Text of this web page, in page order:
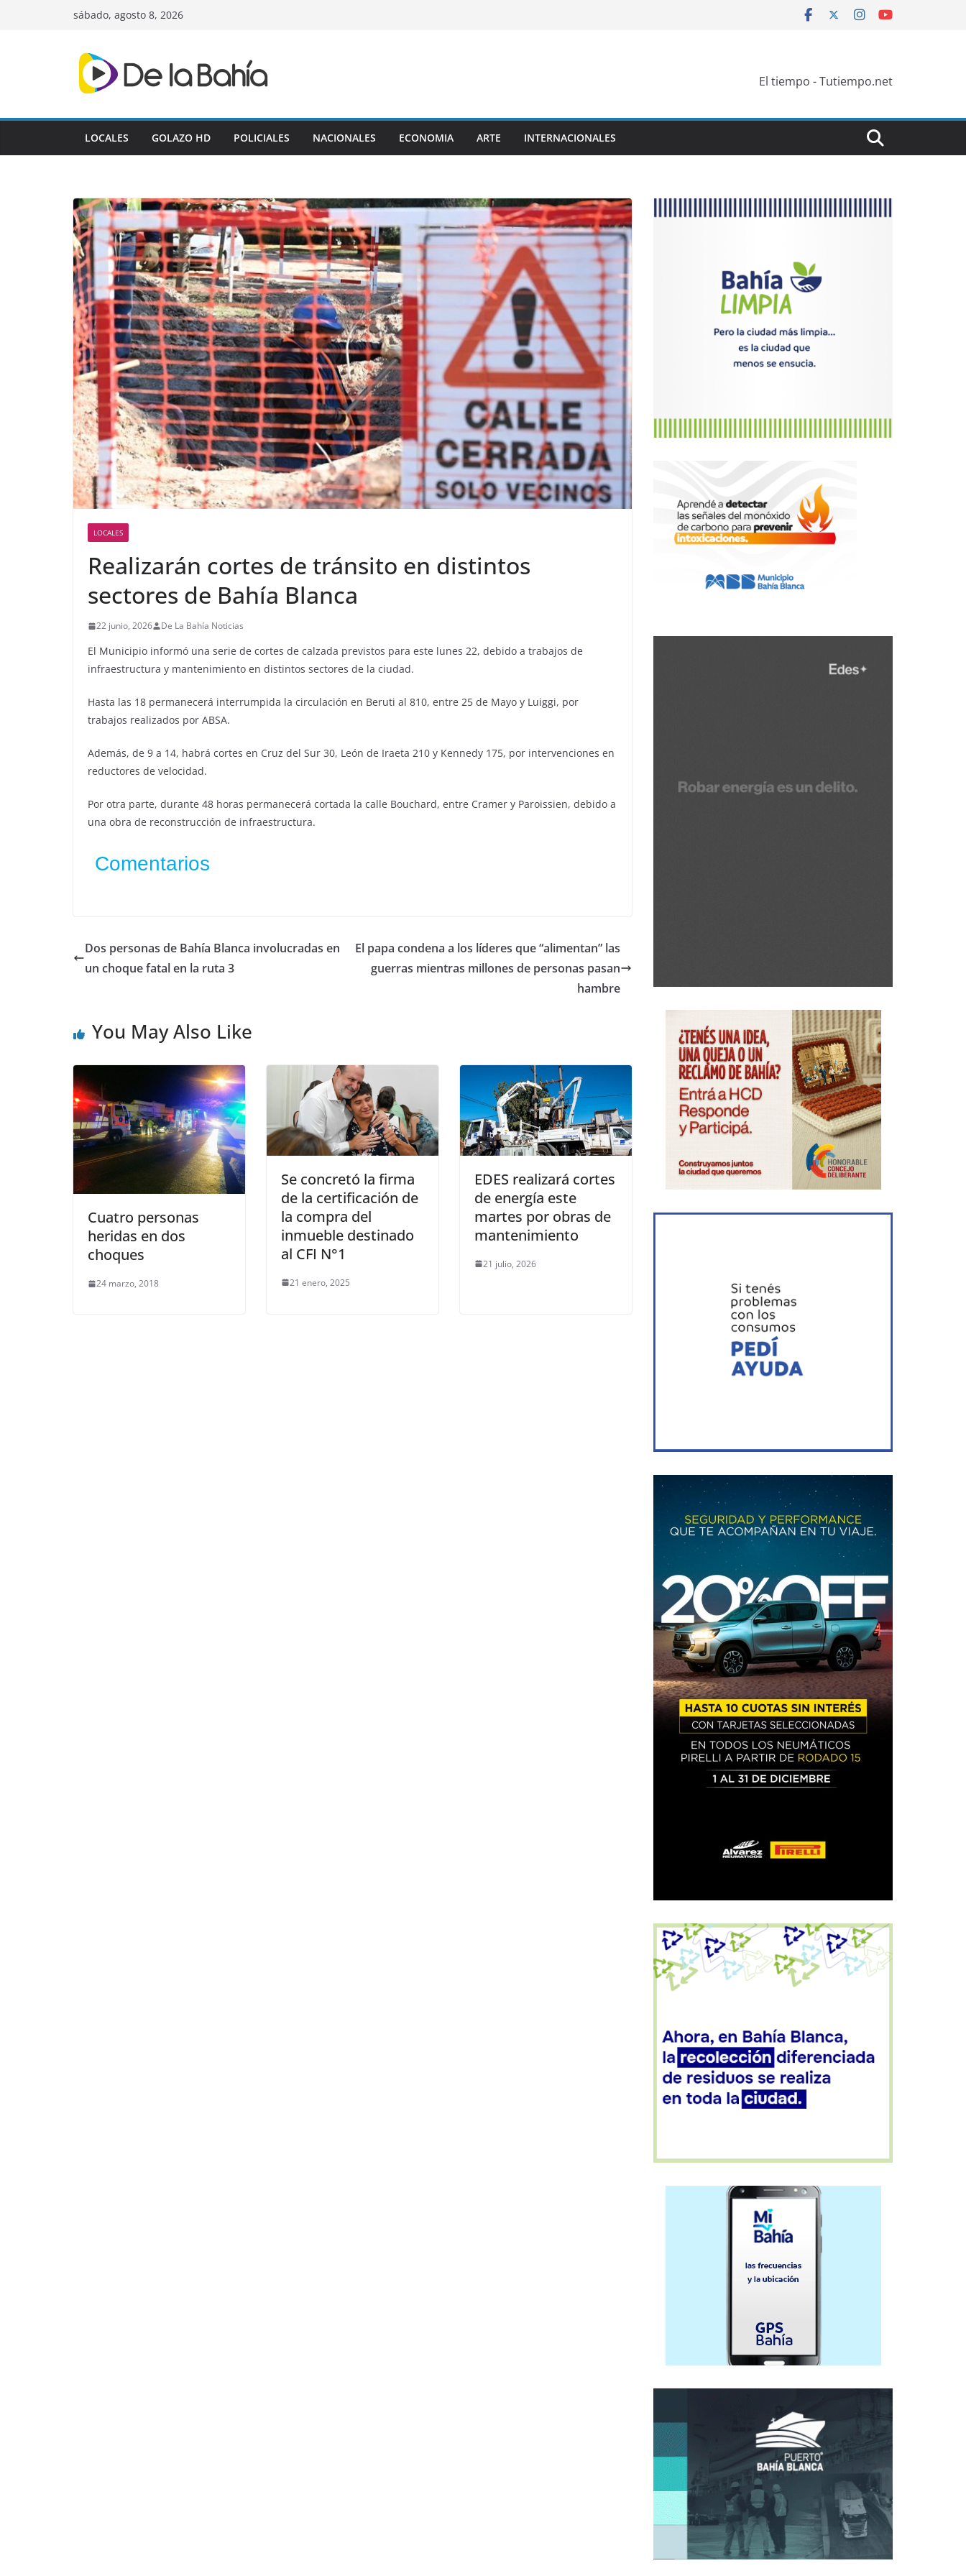
sábado, agosto 8, 2026
El tiempo - Tutiempo.net
LOCALES GOLAZO HD POLICIALES NACIONALES ECONOMIA ARTE INTERNACIONALES
LOCALES
Realizarán cortes de tránsito en distintos
sectores de Bahía Blanca
22 junio, 2026 De La Bahía Noticias
El Municipio informó una serie de cortes de calzada previstos para este lunes 22, debido a trabajos de
infraestructura y mantenimiento en distintos sectores de la ciudad.
Hasta las 18 permanecerá interrumpida la circulación en Beruti al 810, entre 25 de Mayo y Luiggi, por
trabajos realizados por ABSA.
Además, de 9 a 14, habrá cortes en Cruz del Sur 30, León de Iraeta 210 y Kennedy 175, por intervenciones en
reductores de velocidad.
Por otra parte, durante 48 horas permanecerá cortada la calle Bouchard, entre Cramer y Paroissien, debido a
una obra de reconstrucción de infraestructura.
Comentarios
Dos personas de Bahía Blanca involucradas en
un choque fatal en la ruta 3
El papa condena a los líderes que “alimentan” las
guerras mientras millones de personas pasan
hambre
You May Also Like
Cuatro personas
heridas en dos
choques
24 marzo, 2018
Se concretó la firma
de la certificación de
la compra del
inmueble destinado
al CFI N°1
21 enero, 2025
EDES realizará cortes
de energía este
martes por obras de
mantenimiento
21 julio, 2026